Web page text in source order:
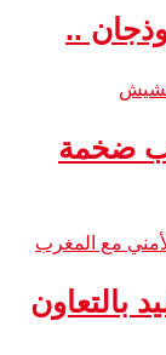
..
ضخمة
بالتعاون